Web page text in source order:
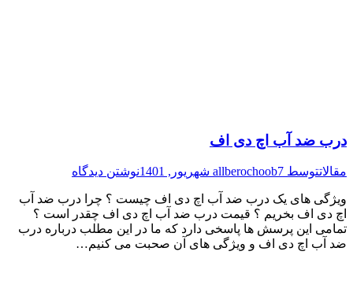
درب ضد آب اچ دی اف
مقالاتتوسط allberochoob7 شهریور, 1401 نوشتن دیدگاه
ویژگی های یک درب ضد آب اچ دی اف چیست ؟ چرا درب ضد آب
اچ دی اف بخریم ؟ قیمت درب ضد آب اچ دی اف چقدر است ؟
تمامی این پرسش ها پاسخی دارد که ما در این مطلب درباره درب
ضد آب اچ دی اف و ویژگی های آن صحبت می کنیم…